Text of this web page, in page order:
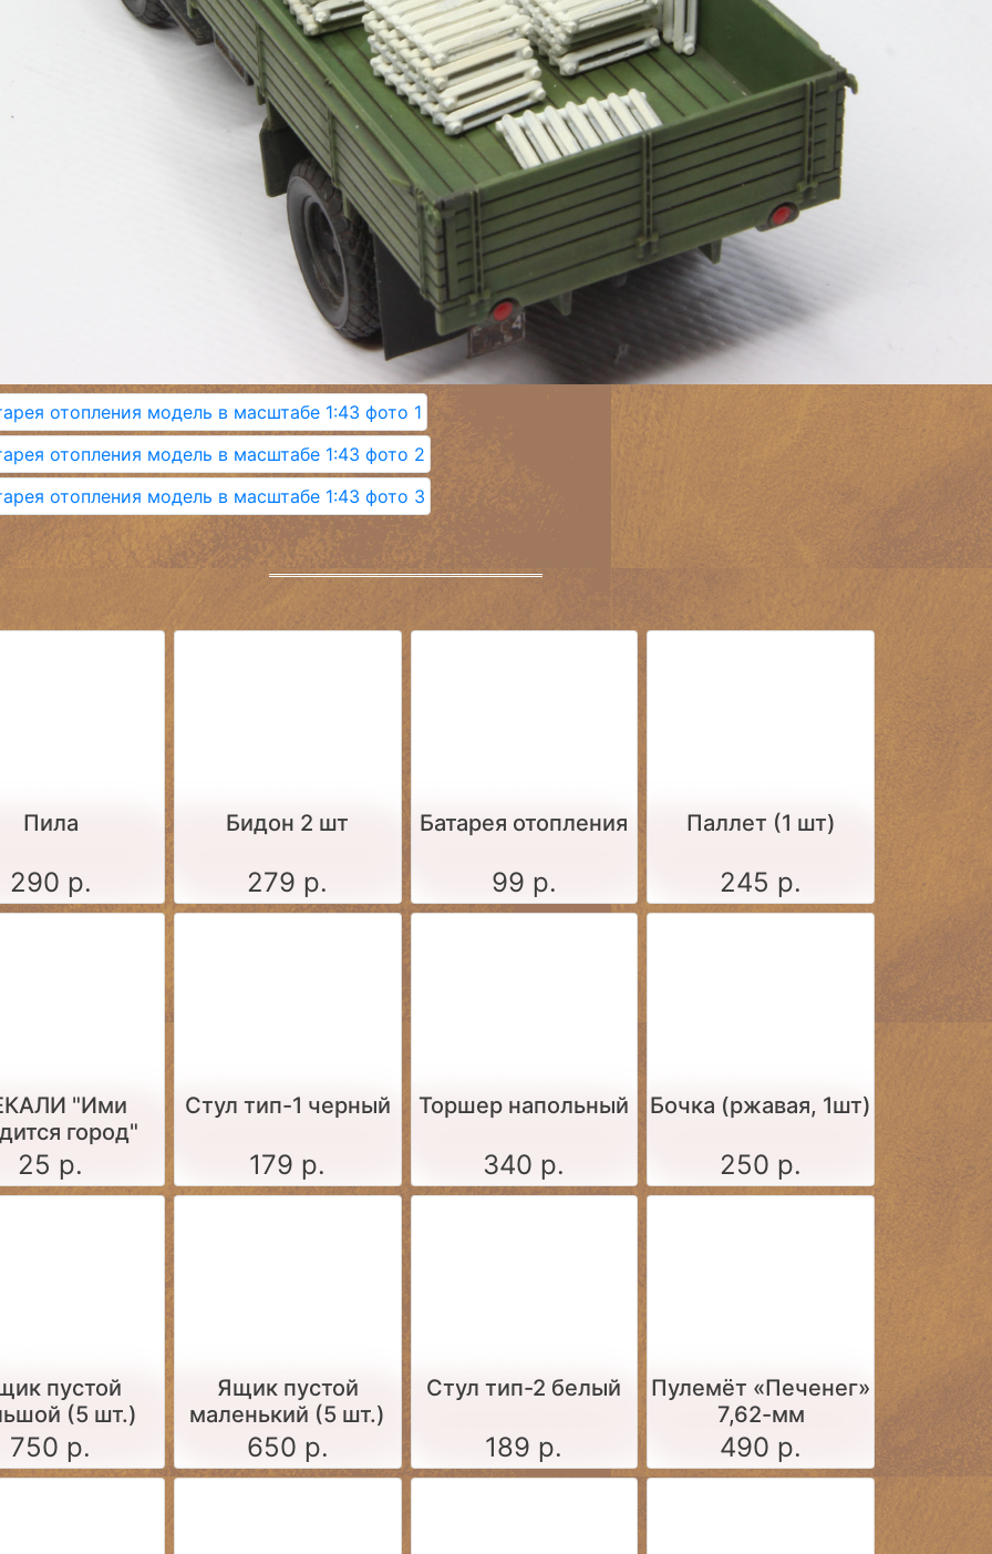
Пила
290 р.
Бидон 2 шт
279 р.
Батарея отопления
99 р.
Паллет (1 шт)
245 р.
"Ими
город"
25 р.
Стул тип-1 черный
179 р.
Торшер напольный
340 р.
Бочка (ржавая, 1шт)
250 р.
пустой
(5 шт.)
750 р.
Ящик пустой
маленький (5 шт.)
650 р.
Стул тип-2 белый
189 р.
Пулемёт «Печенег»
7,62-мм
490 р.